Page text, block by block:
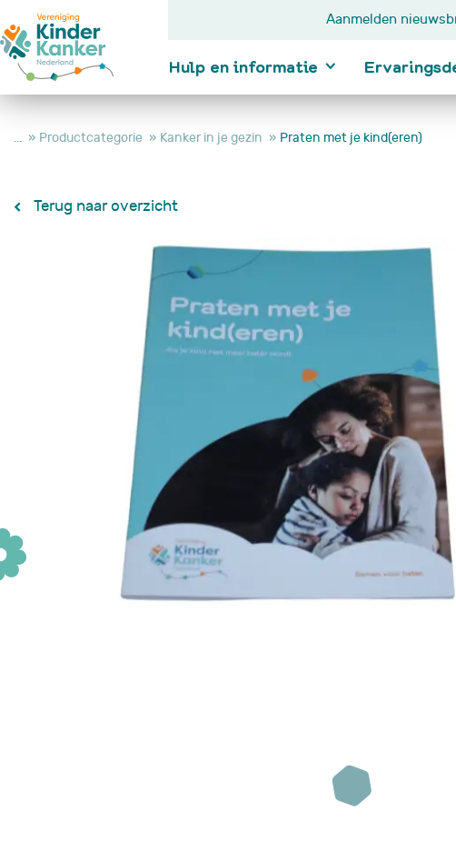
Aanmelden
Hulp en informatie
informatie
Wanneer je te maken krijgt met
kinderkanker, beland je van
het ene op het andere moment
in een andere wereld. Gelukkig
Lees verder
In behandeling
Je kind wordt niet meer
beter
Je kind is overleden
Fanconi anemie
Wat is Fanconi anemie?
Afwijkingen
Diagnose
Zorg voor FA
Behandelingen bij FA
... Productcategorie Kanker in je gezin Praten met je kind(eren)
Terug naar overzicht